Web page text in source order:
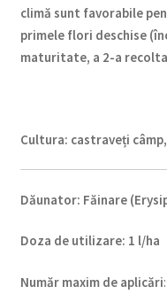
climă sunt favorabile
primele flori deschise
maturitate, a 2-a
Cultura: castraveți
Dăunator: Făinare
Doza de utilizare: 1 l/ha
Număr maxim de aplicări